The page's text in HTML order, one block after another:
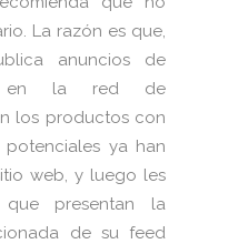
La razón es que,
anuncios de
en la red de
los productos con
ya han
web, y luego les
que presentan la
de su feed